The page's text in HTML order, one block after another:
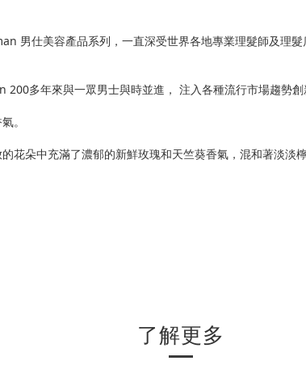
男仕美容產品系列，一直深受世界各地專業理髮師及理
多年來與一眾男士與時並進， 注入各種流行市場趨勢
。
花朵中充滿了濃郁的新鮮玫瑰和天竺葵香氣，混和著淡
了解更多